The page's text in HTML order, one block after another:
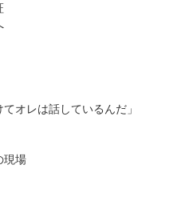
オレは話しているんだ」
現場